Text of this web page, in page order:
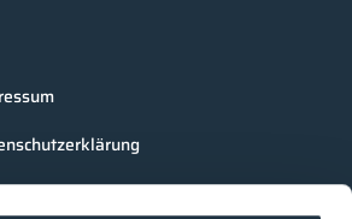
Cleanroom-Processes